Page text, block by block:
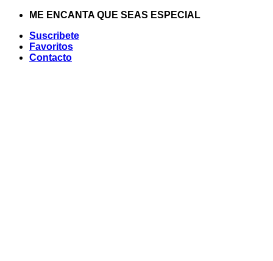
Saltar
contenido
ME ENCANTA QUE SEAS ESPECIAL
Suscribete
Favoritos
Contacto